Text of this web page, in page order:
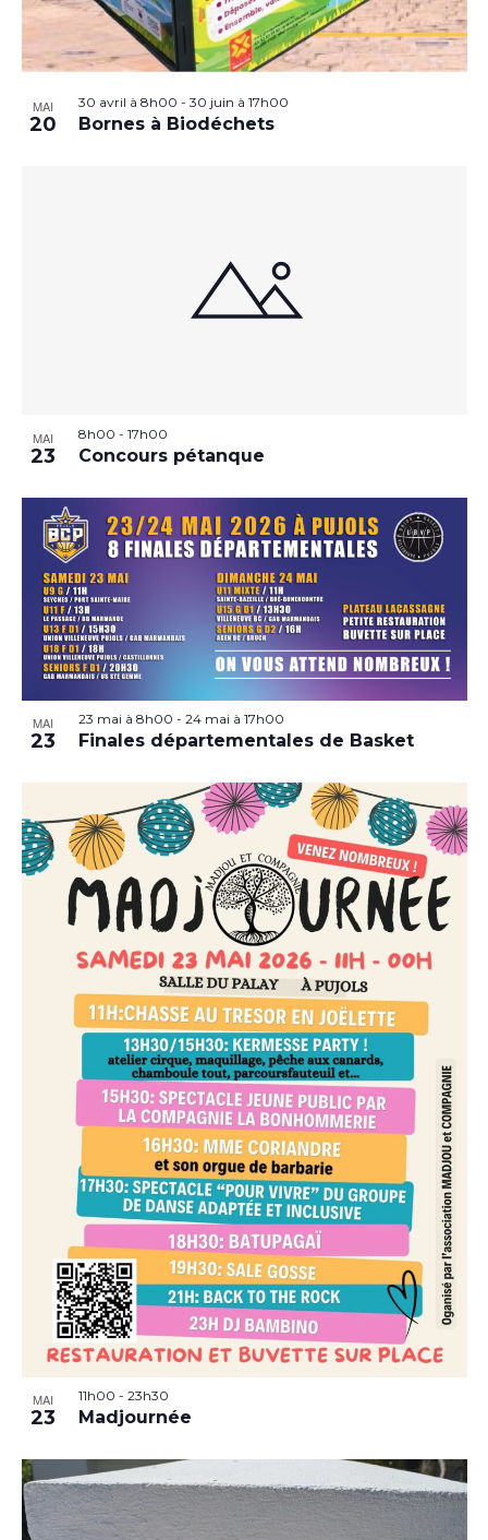
MAI
20
30 avril à 8h00 - 30 juin à 17h00
Bornes à Biodéchets
MAI
23
8h00 - 17h00
Concours pétanque
MAI
23
23 mai à 8h00 - 24 mai à 17h00
Finales départementales de Basket
MAI
23
11h00 - 23h30
Madjournée